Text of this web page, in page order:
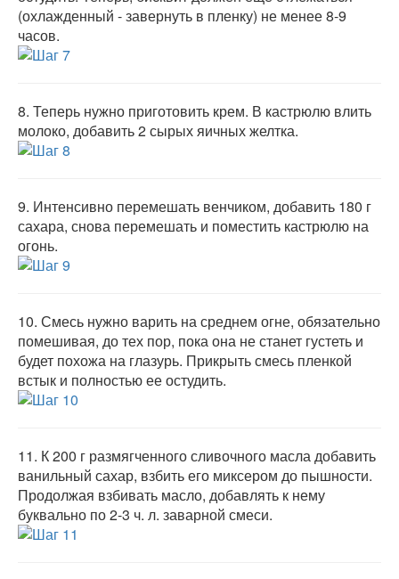
(охлажденный - завернуть в пленку) не менее 8-9
часов.
8. Теперь нужно приготовить крем. В кастрюлю влить
молоко, добавить 2 сырых яичных желтка.
9. Интенсивно перемешать венчиком, добавить 180 г
сахара, снова перемешать и поместить кастрюлю на
огонь.
10. Смесь нужно варить на среднем огне, обязательно
помешивая, до тех пор, пока она не станет густеть и
будет похожа на глазурь. Прикрыть смесь пленкой
встык и полностью ее остудить.
11. К 200 г размягченного сливочного масла добавить
ванильный сахар, взбить его миксером до пышности.
Продолжая взбивать масло, добавлять к нему
буквально по 2-3 ч. л. заварной смеси.